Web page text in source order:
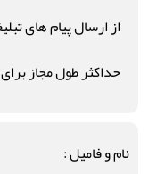
از ارسال پیام های
حداکثر طول مجاز برای متن پیام
نام و فامیل :